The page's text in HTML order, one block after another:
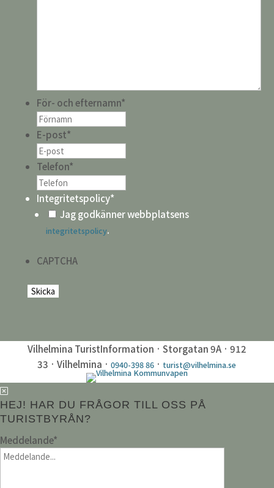
För- och efternamn*
E-post*
Telefon*
Integritetspolicy*
Jag godkänner webbplatsens
integritetspolicy.
CAPTCHA
Vilhelmina TuristInformation · Storgatan 9A · 912
33 · Vilhelmina ·0940-398 86 · turist@vilhelmina.se
HEJ! HAR DU FRÅGOR TILL OSS PÅ
TURISTBYRÅN?
Meddelande*